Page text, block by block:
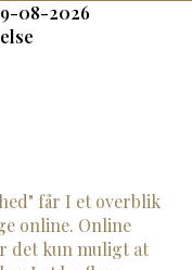
08-2026
får I et overblik
online. Online
det kun muligt at